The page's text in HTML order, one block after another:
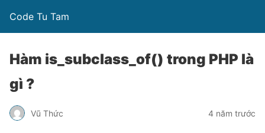
Code Tu Tam
Hàm is_subclass_of() trong PHP là
gì ?
Vũ Thức 4 năm trước